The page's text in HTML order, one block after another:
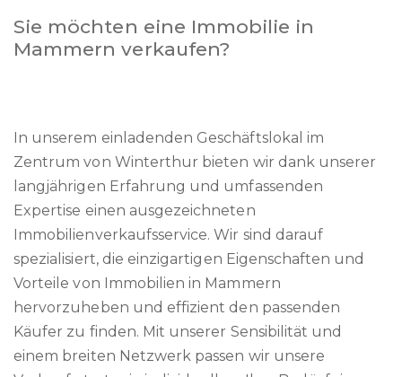
Sie möchten eine Immobilie in
Mammern verkaufen?
In unserem einladenden Geschäftslokal im
Zentrum von Winterthur bieten wir dank unserer
langjährigen Erfahrung und umfassenden
Expertise einen ausgezeichneten
Immobilienverkaufsservice. Wir sind darauf
spezialisiert, die einzigartigen Eigenschaften und
Vorteile von Immobilien in Mammern
hervorzuheben und effizient den passenden
Käufer zu finden. Mit unserer Sensibilität und
einem breiten Netzwerk passen wir unsere